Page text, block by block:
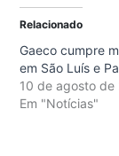
Relacionado
Gaeco cumpre
em São Luís e
10 de agosto de
Em "Notícias"